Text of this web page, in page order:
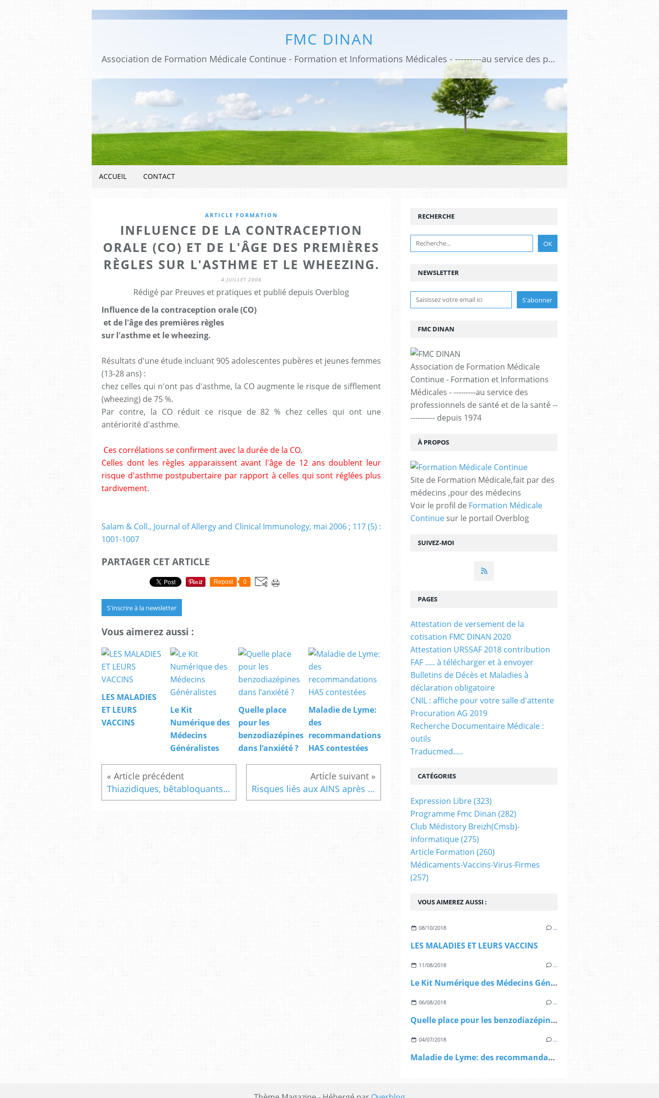
FMC DINAN
Association de Formation Médicale Continue - Formation et Informations Médicales - ---------au service des professionnels de santé et de la santé ------------ depuis 1974
ACCUEIL CONTACT
ARTICLE FORMATION
INFLUENCE DE LA CONTRACEPTION
ORALE (CO) ET DE L'ÂGE DES PREMIÈRES
RÈGLES SUR L'ASTHME ET LE WHEEZING.
4 JUILLET 2006
Rédigé par Preuves et pratiques et publié depuis Overblog
Influence de la contraception orale (CO)
et de l'âge des premières règles
sur l'asthme et le wheezing.
Résultats d'une étude incluant 905 adolescentes pubères et jeunes femmes
(13-28 ans) :
chez celles qui n'ont pas d'asthme, la CO augmente le risque de sifflement
(wheezing) de 75 %.
Par contre, la CO réduit ce risque de 82 % chez celles qui ont une
antériorité d'asthme.
Ces corrélations se confirment avec la durée de la CO.
Celles dont les règles apparaissent avant l'âge de 12 ans doublent leur
risque d'asthme postpubertaire par rapport à celles qui sont réglées plus
tardivement.
Salam & Coll., Journal of Allergy and Clinical Immunology, mai 2006 ; 117 (5) :
1001-1007
PARTAGER CET ARTICLE
Repost 0
S'inscrire à la newsletter
Vous aimerez aussi :
LES MALADIES
ET LEURS
VACCINS
Le Kit
Numérique des
Médecins
Généralistes
Quelle place
pour les
benzodiazépines
dans l’anxiété ?
Maladie de Lyme:
des
recommandations
HAS contestées
Thiazidiques, bêtabloquants et risque de diabète de type 2. Risques liés aux AINS après infarctus du myocarde (IDM).
NEWSLETTER
SUIVEZ-MOI
RECHERCHE
FMC DINAN
Association de Formation Médicale
Continue - Formation et Informations
Médicales - ---------au service des
professionnels de santé et de la santé --
---------- depuis 1974
À PROPOS
Site de Formation Médicale,fait par des
médecins ,pour des médecins
Voir le profil de Formation Médicale
Continue sur le portail Overblog
VOUS AIMEREZ AUSSI :
08/10/2018 …
LES MALADIES ET LEURS VACCINS
11/08/2018 …
Le Kit Numérique des Médecins Généralistes
06/08/2018 …
Quelle place pour les benzodiazépines dans l’anxiété ?
04/07/2018 …
Maladie de Lyme: des recommandations HAS contestées
PAGES
Attestation de versement de la
cotisation FMC DINAN 2020
Attestation URSSAF 2018 contribution
FAF ..... à télécharger et à envoyer
Bulletins de Décès et Maladies à
déclaration obligatoire
CNIL : affiche pour votre salle d'attente
Procuration AG 2019
Recherche Documentaire Médicale :
outils
Traducmed.....
CATÉGORIES
Expression Libre(323)
Programme Fmc Dinan (282)
Club Médistory Breizh(cmsb)-
Informatique(275)
Article Formation (260)
Médicaments-Vaccins-Virus-Firmes
(257)